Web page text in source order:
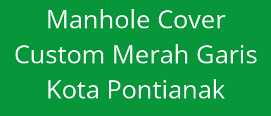
Manhole Cover
Custom Merah Garis
Kota Pontianak